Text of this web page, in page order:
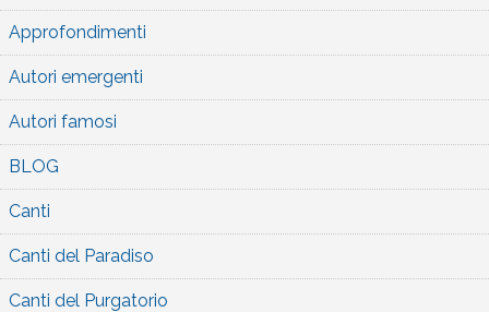
Approfondimenti
Autori emergenti
Autori famosi
BLOG
Canti
Canti del Paradiso
Canti del Purgatorio